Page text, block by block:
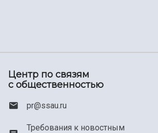
Центр по связям
с общественностью
pr@ssau.ru
Требования к новостным